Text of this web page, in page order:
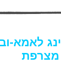
לאמא-
מצרפת